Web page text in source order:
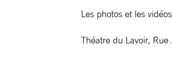
Les photos et les
Théatre du Lavoir,